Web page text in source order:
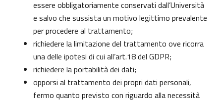
essere obbligatoriamente conservati dall’Università
e salvo che sussista un motivo legittimo prevalente
per procedere al trattamento;
richiedere la limitazione del trattamento ove ricorra
una delle ipotesi di cui all’art.18 del GDPR;
richiedere la portabilità dei dati;
opporsi al trattamento dei propri dati personali,
fermo quanto previsto con riguardo alla necessità